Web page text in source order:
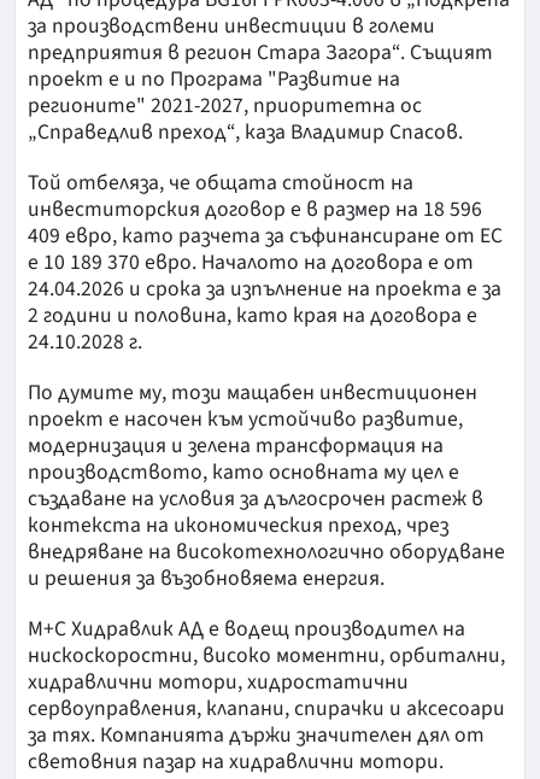
за производствени инвестиции в големи
предприятия в регион Стара Загора“. Същият
проект е и по Програма "Развитие на
регионите" 2021-2027, приоритетна ос
„Справедлив преход“, каза Владимир Спасов.
Той отбеляза, че общата стойност на
инвеститорския договор е в размер на 18 596
409 евро, като разчета за съфинансиране от ЕС
е 10 189 370 евро. Началото на договора е от
24.04.2026 и срока за изпълнение на проекта е за
2 години и половина, като края на договора е
24.10.2028 г.
По думите му, този мащабен инвестиционен
проект е насочен към устойчиво развитие,
модернизация и зелена трансформация на
производството, като основната му цел е
създаване на условия за дългосрочен растеж в
контекста на икономическия преход, чрез
внедряване на високотехнологично оборудване
и решения за възобновяема енергия.
М+С Хидравлик АД е водещ производител на
нискоскоростни, високо моментни, орбитални,
хидравлични мотори, хидростатични
сервоуправления, клапани, спирачки и аксесоари
за тях. Компанията държи значителен дял от
световния пазар на хидравлични мотори.